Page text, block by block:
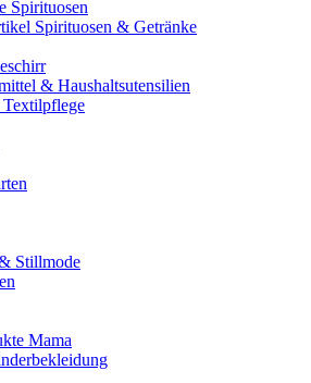
Spirituosen
Spirituosen & Getränke
& Haushaltsutensilien
Stillmode
Mama